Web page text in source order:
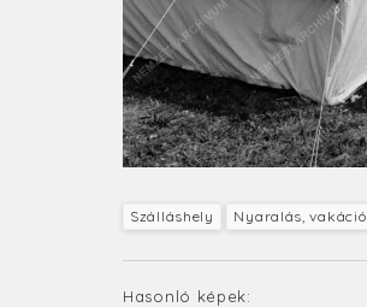
Szálláshely Nyaralás, vakáció
Hasonló képek: